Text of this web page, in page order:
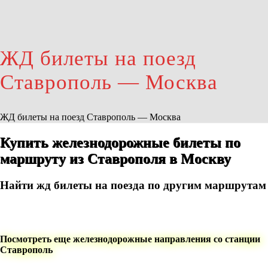
ЖД билеты на поезд
Ставрополь — Москва
ЖД билеты на поезд Ставрополь — Москва
Купить железнодорожные билеты по
маршруту из Ставрополя в Москву
Найти жд билеты на поезда по другим маршрутам
Посмотреть еще железнодорожные направления со станции
Ставрополь